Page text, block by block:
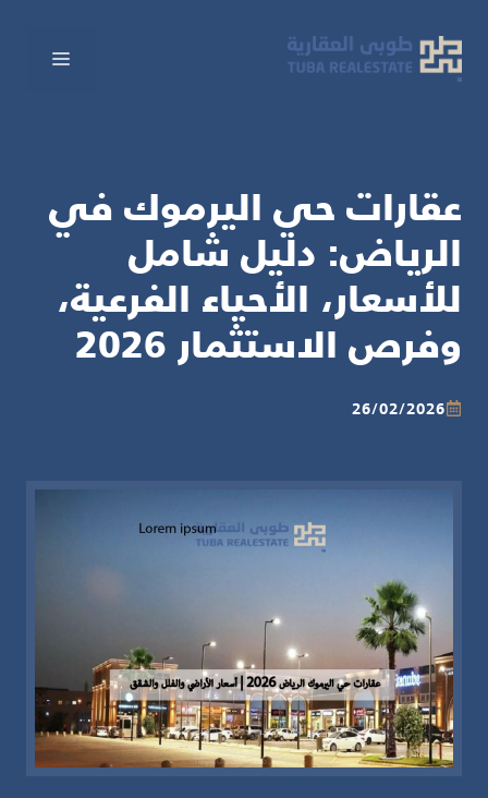
المحتوى
عقارات حي اليرموك في
الرياض: دليل شامل
للأسعار، الأحياء الفرعية،
وفرص الاستثمار 2026
26/02/2026